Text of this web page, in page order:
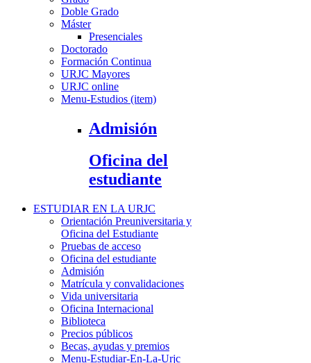
Doble Grado
Máster
Presenciales
Doctorado
Formación Continua
URJC Mayores
URJC online
Menu-Estudios (item)
Admisión
Oficina del
estudiante
ESTUDIAR EN LA URJC
Orientación Preuniversitaria y
Oficina del Estudiante
Pruebas de acceso
Oficina del estudiante
Admisión
Matrícula y convalidaciones
Vida universitaria
Oficina Internacional
Biblioteca
Precios públicos
Becas, ayudas y premios
Menu-Estudiar-En-La-Urjc